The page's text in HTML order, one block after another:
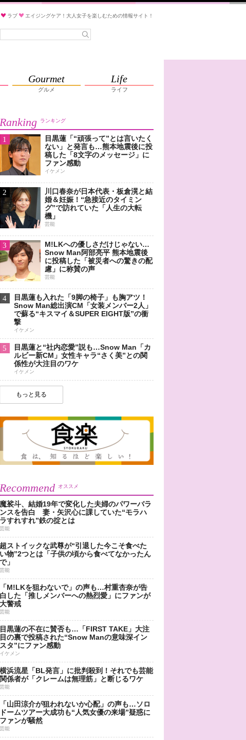
ラブ エイジングケア！大人女子を楽しむための情報サイト！
Gourmet
グルメ
Life
ライフ
Ranking ランキング
1
目黒蓮「“頑張って”とは言いたく
ない」と発言も…熊本地震後に投
稿した「8文字のメッセージ」に
ファン感動
イケメン
2
川口春奈が日本代表・板倉滉と結
婚＆妊娠！“急接近のタイミン
グ”で訪れていた「人生の大転
機」
芸能
3
M!LKへの優しさだけじゃない…
Snow Man阿部亮平 熊本地震後
に投稿した「被災者への驚きの配
慮」に称賛の声
芸能
4
目黒蓮も入れた「9脚の椅子」も胸アツ！
Snow Man総出演CM「女装メンバー2人」
で蘇る“キスマイ＆SUPER EIGHT版”の衝
撃
イケメン
5
目黒蓮と“社内恋愛”説も…Snow Man「カ
ルビー新CM」女性キャラ“さく美”との関
係性が大注目のワケ
イケメン
もっと見る
Recommend オススメ
魔裟斗、結婚19年で変化した夫婦のパワーバラ
ンスを告白 妻・矢沢心に課していた“モラハ
ラすれすれ”鉄の掟とは
芸能
超ストイックな武尊が“引退した今こそ食べた
い物”2つとは「子供の頃から食べてなかったん
で」
芸能
「M!LKを狙わないで」の声も…村重杏奈が告
白した「推しメンバーへの熱烈愛」にファンが
大警戒
芸能
目黒蓮の不在に賛否も…「FIRST TAKE」大注
目の裏で投稿された“Snow Manの意味深イン
スタ”にファン感動
イケメン
横浜流星「BL発言」に批判殺到！それでも芸能
関係者が「クレームは無理筋」と断じるワケ
芸能
「山田涼介が狙われないか心配」の声も…ソロ
ドームツアー大成功も“人気女優の来場”疑惑に
ファンが騒然
芸能